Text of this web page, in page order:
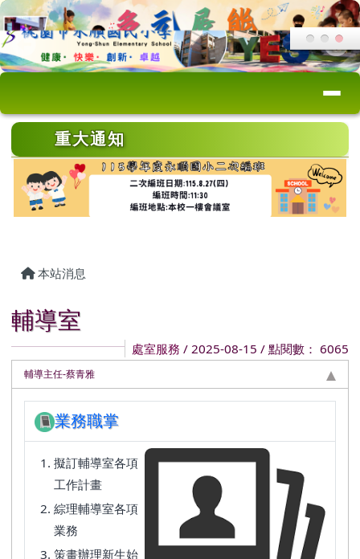
跳至主內容區
桃園市永順國小
導覽列
上中區域內容
重大通知
本站消息
輔導室
處室服務 / 2025-08-15 / 點閱數： 6065
輔導主任-蔡青雅
業務職掌
擬訂輔導室各項
工作計畫
綜理輔導室各項
業務
策畫辦理新生始
頁尾區域